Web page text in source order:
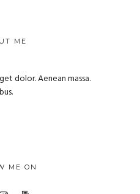
ME
dolor. Aenean massa.
ME ON